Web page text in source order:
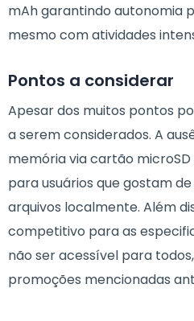
mAh garantindo autonomia
mesmo com atividades
Pontos a considerar
Apesar dos muitos pontos
a serem considerados. A
memória via cartão
para usuários que gostam
arquivos localmente. Além
competitivo para as
não ser acessível para
promoções mencionadas